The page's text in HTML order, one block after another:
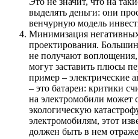
выделять деньги: они
венчурную модель
Минимизация
проектирования.
не получают
могут заставить плюсы
пример – электрические
– это батареи: критики
на электромобили может
экологическую
электромобилям, этот
должен быть в нем